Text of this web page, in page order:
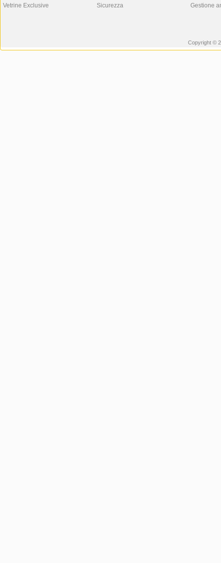
Vetrine Exclusive Sicurezza Gestione
Copyright ©